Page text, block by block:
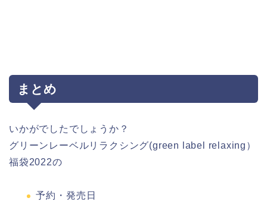
まとめ
いかがでしたでしょうか？
グリーンレーベルリラクシング(green label relaxing）
福袋2022の
予約・発売日